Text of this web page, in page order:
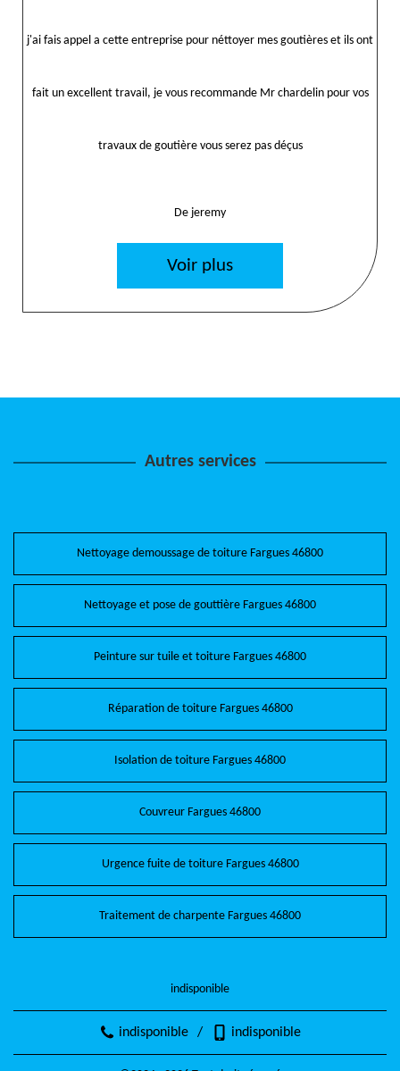
j'ai fais appel a cette entreprise pour néttoyer mes goutières et ils ont
fait un excellent travail, je vous recommande Mr chardelin pour vos
travaux de goutière vous serez pas déçus
De jeremy
Voir plus
Autres services
Nettoyage demoussage de toiture Fargues 46800
Nettoyage et pose de gouttière Fargues 46800
Peinture sur tuile et toiture Fargues 46800
Réparation de toiture Fargues 46800
Isolation de toiture Fargues 46800
Couvreur Fargues 46800
Urgence fuite de toiture Fargues 46800
Traitement de charpente Fargues 46800
indisponible
indisponible / indisponible